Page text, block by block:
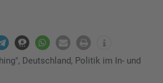
, Deutschland, Politik im In- und